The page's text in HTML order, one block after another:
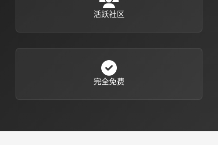
活跃社区
完全免费